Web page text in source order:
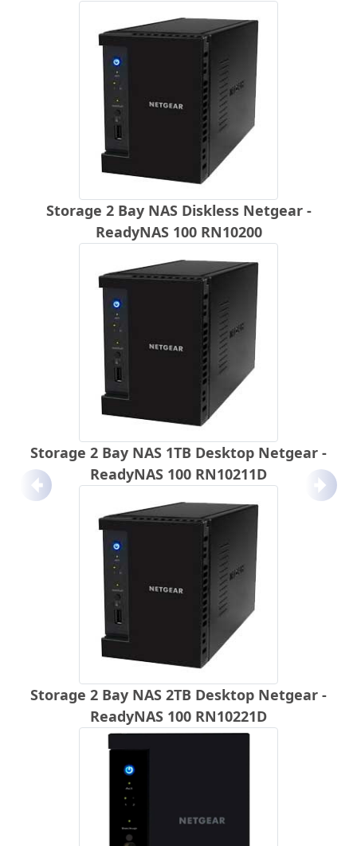
Storage 2 Bay NAS Diskless Netgear -
ReadyNAS 100 RN10200
Storage 2 Bay NAS 1TB Desktop Netgear -
ReadyNAS 100 RN10211D
Storage 2 Bay NAS 2TB Desktop Netgear -
ReadyNAS 100 RN10221D
Anterior